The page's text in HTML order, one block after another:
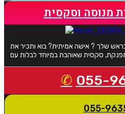
מנוסה וסקסית
שלך ? אישה אמיתית? בוא ותכיר את
055-
055-